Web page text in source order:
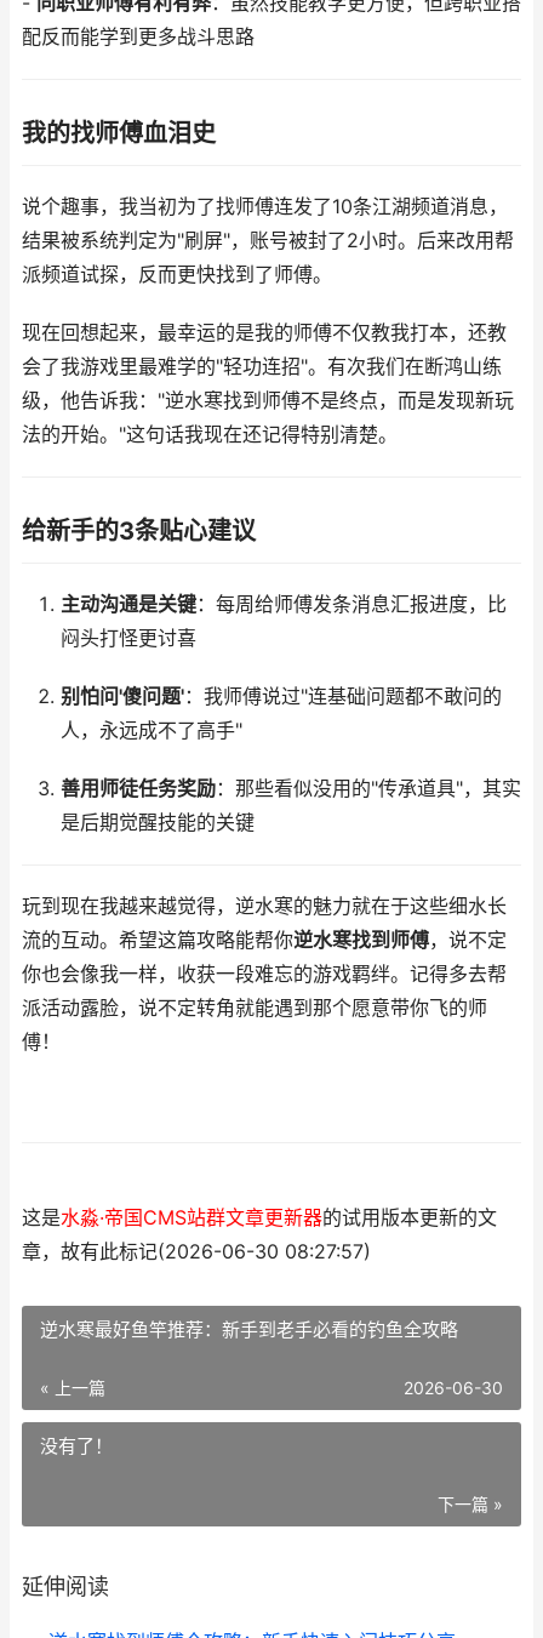
配反而能学到更多战斗思路
我的找师傅血泪史
说个趣事，我当初为了找师傅连发了10条江湖频道消息，
结果被系统判定为"刷屏"，账号被封了2小时。后来改用帮
派频道试探，反而更快找到了师傅。
现在回想起来，最幸运的是我的师傅不仅教我打本，还教
会了我游戏里最难学的"轻功连招"。有次我们在断鸿山练
级，他告诉我："逆水寒找到师傅不是终点，而是发现新玩
法的开始。"这句话我现在还记得特别清楚。
给新手的3条贴心建议
主动沟通是关键：每周给师傅发条消息汇报进度，比
闷头打怪更讨喜
别怕问'傻问题'：我师傅说过"连基础问题都不敢问的
人，永远成不了高手"
善用师徒任务奖励：那些看似没用的"传承道具"，其实
是后期觉醒技能的关键
玩到现在我越来越觉得，逆水寒的魅力就在于这些细水长
流的互动。希望这篇攻略能帮你逆水寒找到师傅，说不定
你也会像我一样，收获一段难忘的游戏羁绊。记得多去帮
派活动露脸，说不定转角就能遇到那个愿意带你飞的师
傅！
这是水淼·帝国CMS站群文章更新器的试用版本更新的文
章，故有此标记(2026-06-30 08:27:57)
逆水寒最好鱼竿推荐：新手到老手必看的钓鱼全攻略
« 上一篇 2026-06-30
没有了！
下一篇 »
延伸阅读